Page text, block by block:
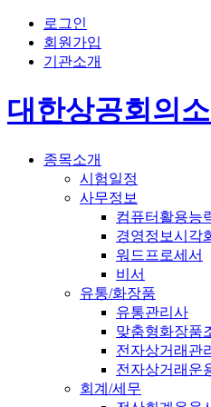
로그인
회원가입
기관소개
대한상공회의
종목소개
시험일정
사무정보
컴퓨터활용능
경영정보시각
워드프로세서
비서
유통/화장품
유통관리사
맞춤형화장품
전자상거래관
전자상거래운
회계/세무